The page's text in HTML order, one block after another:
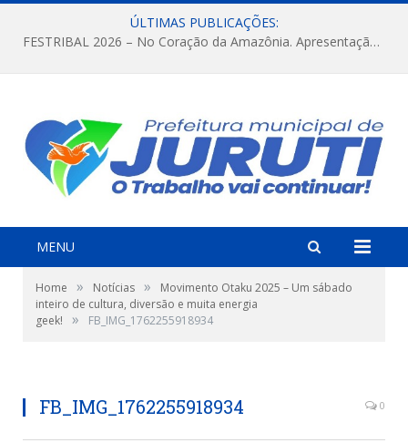
ÚLTIMAS PUBLICAÇÕES:
FESTRIBAL 2026 – No Coração da Amazônia. Apresentação da Munduruku.
MENU
Home » Notícias »
Movimento Otaku 2025 – Um sábado
inteiro de cultura, diversão e muita energia
geek!
» FB_IMG_1762255918934
FB_IMG_1762255918934 0